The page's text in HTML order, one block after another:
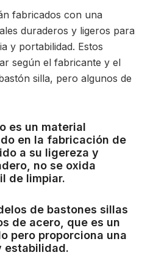
fabricados con una
duraderos y ligeros para
y portabilidad. Estos
según el fabricante y el
silla, pero algunos de
es un material
en la fabricación de
a su ligereza y
no se oxida
de limpiar.
de bastones sillas
de acero, que es un
pero proporciona una
estabilidad.